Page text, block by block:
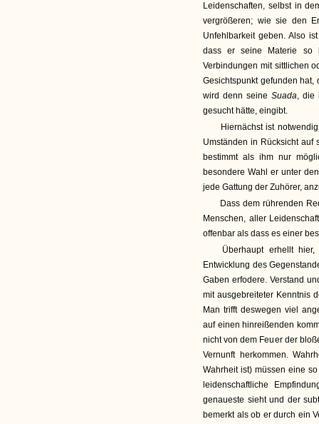
Leidenschaften, selbst in
vergrößeren; wie sie den
Unfehlbarkeit geben. Also
dass er seine Materie so
Verbindungen mit sittlichen
Gesichtspunkt gefunden
wird denn seine Suada, die
gesucht hätte, eingibt.
Hiernächst ist
Umständen in Rücksicht auf
bestimmt als ihm nur
besondere Wahl er unter
jede Gattung der Zuhörer,
Dass dem rührenden
Menschen, aller
offenbar als dass es einer
Überhaupt erhellt
Entwicklung des
Gaben erfodere. Verstand
mit ausgebreiteter Kenntnis
Man trifft deswegen viel
auf einen hinreißenden
nicht von dem Feuer der
Vernunft herkommen.
Wahrheit ist) müssen eine
leidenschaftliche
genaueste sieht und der
bemerkt als ob er durch ein